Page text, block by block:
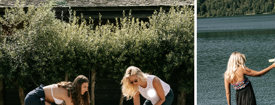
Solid
Lace
Top
Color
Up
Top
Up